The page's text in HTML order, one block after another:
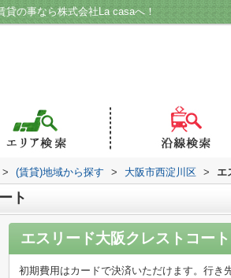
の事なら株式会社La casaへ！
> (賃貸)地域から探す > 大阪市西淀川区 > エ
ト
エスリード大阪クレストコート
初期費用はカードで決済いただけます。行き